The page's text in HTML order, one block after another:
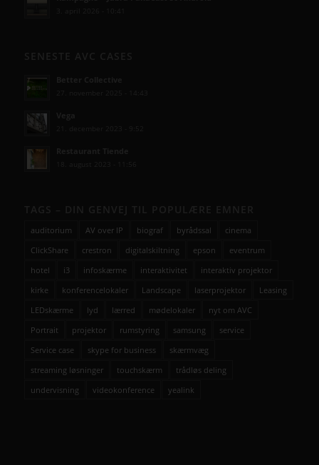
auditorium AV over IP biograf byrådssal
cinema
ClickShare
crestron digitalskiltning epson
eventrum
hotel
i3 infoskærme interaktivitet
interaktiv projektor
kirke
konferencelokaler Landscape laserprojektor
Leasing
LEDskærme
lyd lærred mødelokaler
nyt om AVC
Portrait
projektor rumstyring samsung
service
Service case
skype for business
skærmvæg
streaming løsninger
touchskærm
trådløs deling
undervisning
videokonference yealink